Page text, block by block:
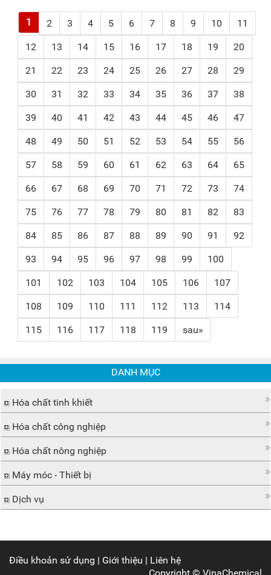
1 2 3 4 5 6 7 8 9 10 11
12 13 14 15 16 17 18 19 20
21 22 23 24 25 26 27 28 29
30 31 32 33 34 35 36 37 38
39 40 41 42 43 44 45 46 47
48 49 50 51 52 53 54 55 56
57 58 59 60 61 62 63 64 65
66 67 68 69 70 71 72 73 74
75 76 77 78 79 80 81 82 83
84 85 86 87 88 89 90 91 92
93 94 95 96 97 98 99 100
101 102 103 104 105 106 107
108 109 110 111 112 113 114
115 116 117 118 119 sau»
DANH MỤC
Hóa chất tinh khiết
Hóa chất công nghiệp
Hóa chất nông nghiệp
Máy móc - Thiết bị
Dịch vụ
Điều khoản sử dụng | Giới thiệu | Liên hệ